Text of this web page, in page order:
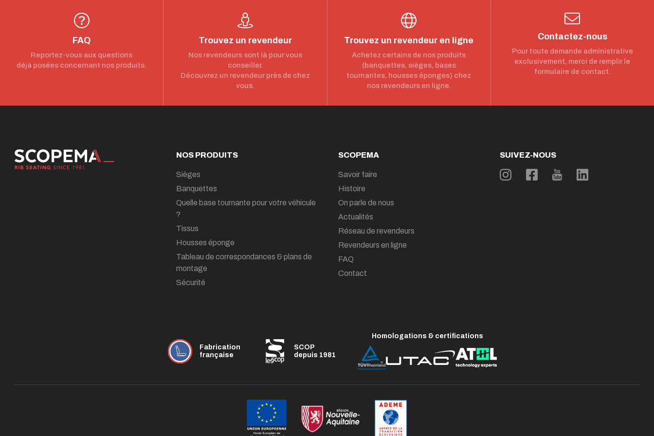
FAQ
Reportez-vous aux questions
déjà posées concernant nos produits.
Trouvez un revendeur
Nos revendeurs sont là pour vous
conseiller.
Découvrez un revendeur près de chez
vous.
Trouvez un revendeur en ligne
Achetez certains de nos produits
(banquettes, sièges, bases
tournantes, housses éponges) chez
nos revendeurs en ligne.
Contactez-nous
Pour toute demande administrative
exclusivement, merci de remplir le
formulaire de contact.
NOS PRODUITS
Sièges
Banquettes
Quelle base tournante pour votre véhicule
?
Tissus
Housses éponge
Tableau de correspondances & plans de
montage
Sécurité
SCOPEMA
Savoir faire
Histoire
On parle de nous
Actualités
Réseau de revendeurs
Revendeurs en ligne
FAQ
Contact
SUIVEZ-NOUS
Fabrication
française
SCOP
depuis 1981
Homologations & certifications